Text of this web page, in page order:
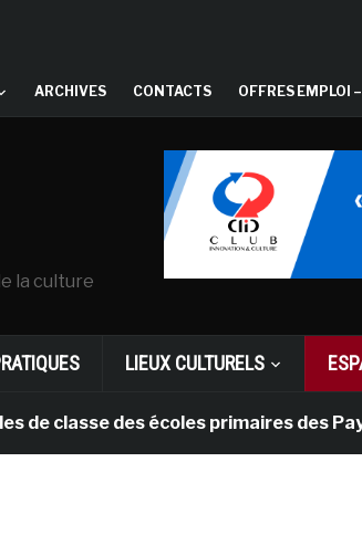
ARCHIVES CONTACTS OFFRES EMPLOI
la culture
LIEUX CULTURELS
des écoles primaires des Pays-